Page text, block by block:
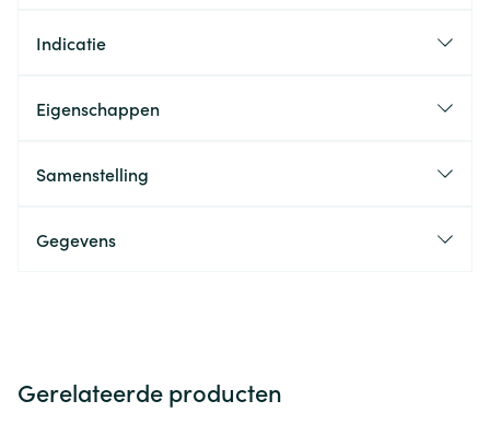
Indicatie
Eigenschappen
Samenstelling
Gegevens
Gerelateerde producten